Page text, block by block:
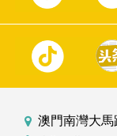
澳門南灣大